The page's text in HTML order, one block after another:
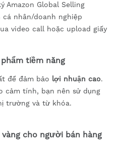
Amazon Global Selling
nhân/doanh nghiệp
video call hoặc upload giấy
tiềm năng
để đảm bảo lợi nhuận cao.
cảm tính, bạn nên sử dụng
trường và từ khóa.
cho người bán hàng